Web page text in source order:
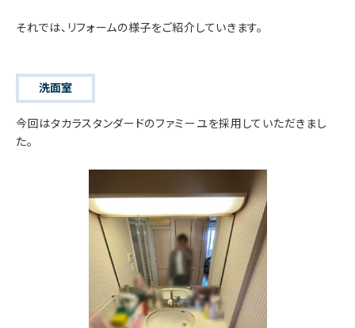
それでは、リフォームの様子をご紹介していきます。
洗面室
今回はタカラスタンダードのファミーユを採用していただきまし
た。